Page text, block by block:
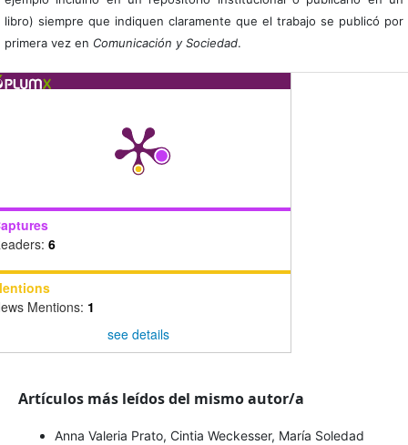
libro) siempre que indiquen claramente que el trabajo se publicó por
primera vez en Comunicación y Sociedad.
6
Mentions: 1
see details
Artículos más leídos del mismo autor/a
Anna Valeria Prato, Cintia Weckesser, María Soledad